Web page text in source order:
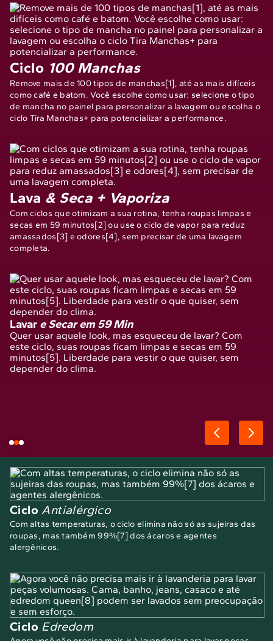
Ciclo 100 Manchas
Remove mais de 100 tipos de manchas[1], até as mais difíceis
como café e batom. Você escolhe como usar: selecione o tipo
de mancha no painel para personalizar a lavagem ou escolha o
ciclo Tira Manchas+ para potencializar a performance.
Lava & Seca + Vaporiza
Com ciclos que otimizam a sua rotina, tenha roupas limpas e
secas em 59 minutos[2] ou use o ciclo de vapor para reduz
amassados[3] e odores[4], sem precisar de uma lavagem
completa.
Lavar e Secar em 59 Min
Quer usar aquele look, mas esqueceu de lavar? Com
este ciclo, suas roupas ficam limpas e secas em 59
minutos[5]. Liberdade para vestir o que quiser, sem
depender do clima.
CicloAntialérgico
Com altas temperaturas, o ciclo elimina não só as sujeiras das
roupas, mas também 99%[7] dos ácaros e agentes
alergênicos.
Ciclo Edredom